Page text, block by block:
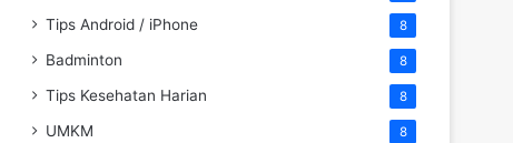
Tips Android / iPhone 8
Badminton 8
Tips Kesehatan Harian 8
UMKM 8